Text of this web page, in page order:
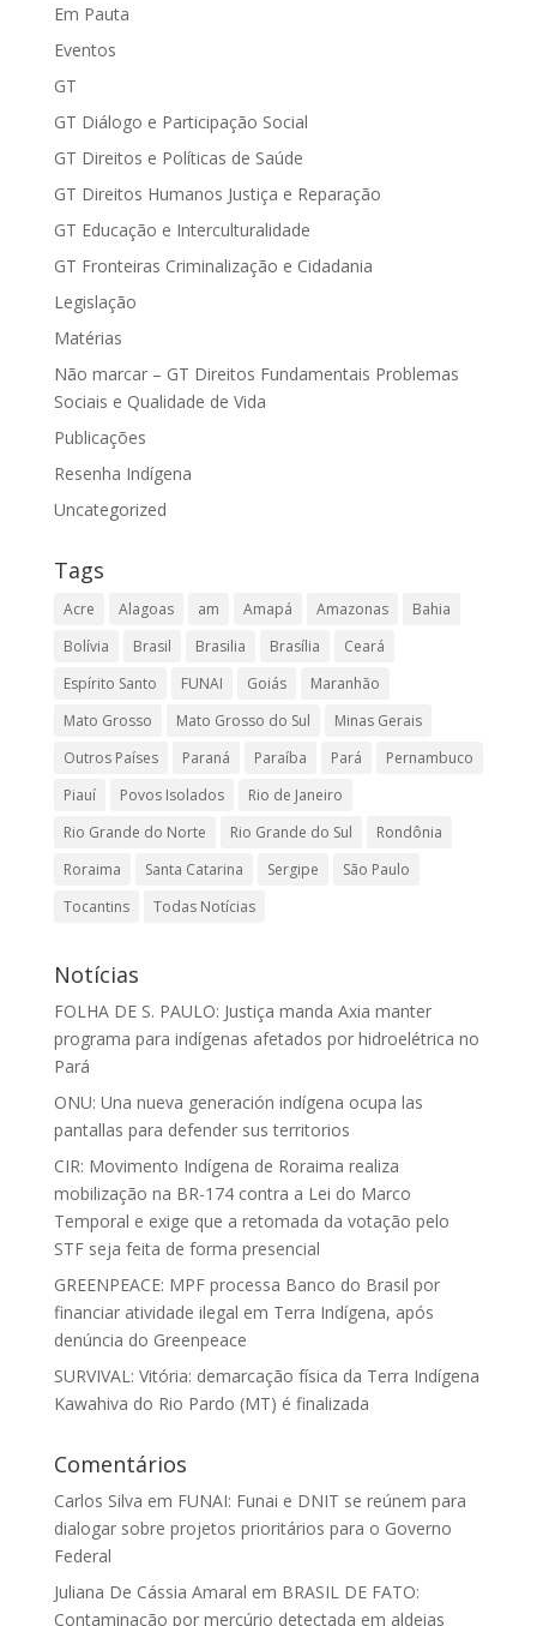
Em Pauta
Eventos
GT
GT Diálogo e Participação Social
GT Direitos e Políticas de Saúde
GT Direitos Humanos Justiça e Reparação
GT Educação e Interculturalidade
GT Fronteiras Criminalização e Cidadania
Legislação
Matérias
Não marcar – GT Direitos Fundamentais Problemas
Sociais e Qualidade de Vida
Publicações
Resenha Indígena
Uncategorized
Tags
Acre Alagoas am Amapá Amazonas
Bahia
Bolívia
Brasil Brasilia Brasília
Ceará
Espírito Santo
FUNAI Goiás
Maranhão
Mato Grosso
Mato Grosso do Sul
Minas Gerais
Outros Países
Paraná Paraíba Pará
Pernambuco
Piauí
Povos Isolados
Rio de Janeiro
Rio Grande do Norte
Rio Grande do Sul
Rondônia
Roraima
Santa Catarina Sergipe
São Paulo
Tocantins
Todas Notícias
Notícias
FOLHA DE S. PAULO: Justiça manda Axia manter
programa para indígenas afetados por hidroelétrica no
Pará
ONU: Una nueva generación indígena ocupa las
pantallas para defender sus territorios
CIR: Movimento Indígena de Roraima realiza
mobilização na BR-174 contra a Lei do Marco
Temporal e exige que a retomada da votação pelo
STF seja feita de forma presencial
GREENPEACE: MPF processa Banco do Brasil por
financiar atividade ilegal em Terra Indígena, após
denúncia do Greenpeace
SURVIVAL: Vitória: demarcação física da Terra Indígena
Kawahiva do Rio Pardo (MT) é finalizada
Comentários
Carlos Silva em FUNAI: Funai e DNIT se reúnem para
dialogar sobre projetos prioritários para o Governo
Federal
Juliana De Cássia Amaral em BRASIL DE FATO:
Contaminação por mercúrio detectada em aldeias